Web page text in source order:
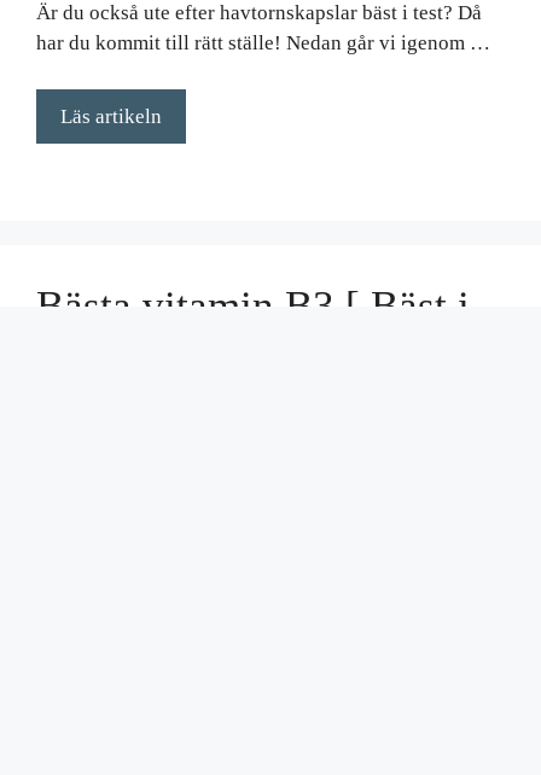
Är du också ute efter havtornskapslar bäst i test? Då
har du kommit till rätt ställe! Nedan går vi igenom …
Läs artikeln
Bästa vitamin B3 [ Bäst i